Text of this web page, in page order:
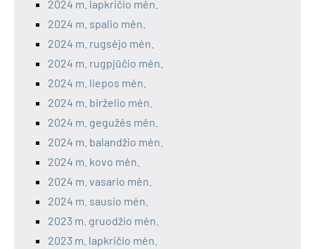
2024 m. lapkričio mėn.
2024 m. spalio mėn.
2024 m. rugsėjo mėn.
2024 m. rugpjūčio mėn.
2024 m. liepos mėn.
2024 m. birželio mėn.
2024 m. gegužės mėn.
2024 m. balandžio mėn.
2024 m. kovo mėn.
2024 m. vasario mėn.
2024 m. sausio mėn.
2023 m. gruodžio mėn.
2023 m. lapkričio mėn.